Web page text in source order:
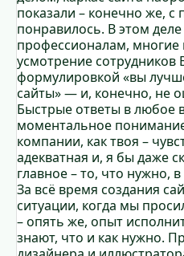
показали – конечно же, с
понравилось. В этом
профессионалам,
усмотрение сотрудников
формулировкой «вы
сайты» — и, конечно, не
Быстрые ответы в любое
моментальное
компании, как твоя –
адекватная и, я бы даже
главное – то, что нужно,
За всё время создания
ситуации, когда мы
– опять же, опыт
знают, что и как нужно.